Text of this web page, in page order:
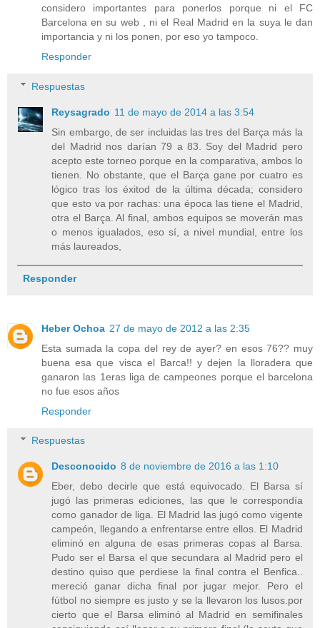
considero importantes para ponerlos porque ni el FC
Barcelona en su web , ni el Real Madrid en la suya le dan
importancia y ni los ponen, por eso yo tampoco.
Responder
Respuestas
Reysagrado 11 de mayo de 2014 a las 3:54
Sin embargo, de ser incluidas las tres del Barça más la
del Madrid nos darían 79 a 83. Soy del Madrid pero
acepto este torneo porque en la comparativa, ambos lo
tienen. No obstante, que el Barça gane por cuatro es
lógico tras los éxitod de la última década; considero
que esto va por rachas: una época las tiene el Madrid,
otra el Barça. Al final, ambos equipos se moverán mas
o menos igualados, eso sí, a nivel mundial, entre los
más laureados,
Responder
Heber Ochoa 27 de mayo de 2012 a las 2:35
Esta sumada la copa del rey de ayer? en esos 76?? muy
buena esa que visca el Barca!! y dejen la lloradera que
ganaron las 1eras liga de campeones porque el barcelona
no fue esos años
Responder
Respuestas
Desconocido 8 de noviembre de 2016 a las 1:10
Eber, debo decirle que está equivocado. El Barsa sí
jugó las primeras ediciones, las que le correspondía
como ganador de liga. El Madrid las jugó como vigente
campeón, llegando a enfrentarse entre ellos. El Madrid
eliminó en alguna de esas primeras copas al Barsa.
Pudo ser el Barsa el que secundara al Madrid pero el
destino quiso que perdiese la final contra el Benfica..
mereció ganar dicha final por jugar mejor. Pero el
fútbol no siempre es justo y se la llevaron los lusos.por
cierto que el Barsa eliminó al Madrid en semifinales